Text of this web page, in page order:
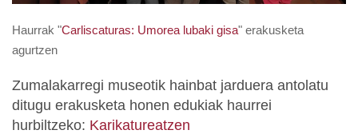
Haurrak "Carliscaturas: Umorea lubaki gisa" erakusketa
agurtzen
Zumalakarregi museotik hainbat jarduera antolatu
ditugu erakusketa honen edukiak haurrei
hurbiltzeko: Karikatureatzen